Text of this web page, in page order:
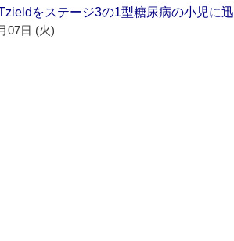
をステージ3の1型糖尿病の小児に
07日 (火)